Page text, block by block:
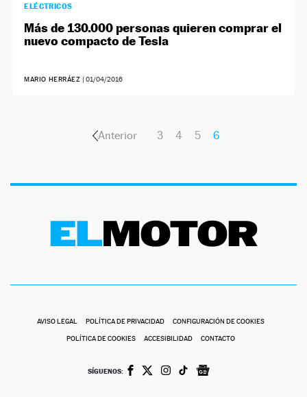
ELÉCTRICOS
Más de 130.000 personas quieren comprar el
nuevo compacto de Tesla
MARIO HERRÁEZ | 01/04/2016
Anterior 3 4 5 6
AVISO LEGAL POLÍTICA DE PRIVACIDAD CONFIGURACIÓN DE COOKIES
POLÍTICA DE COOKIES ACCESIBILIDAD CONTACTO
SÍGUENOS: